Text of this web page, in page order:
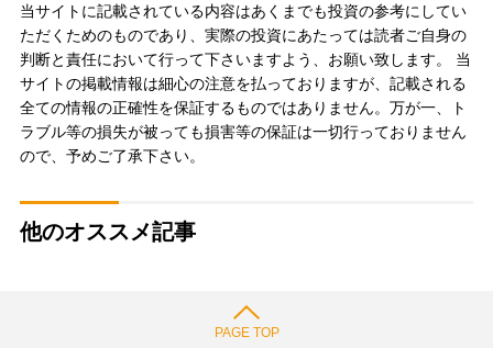
当サイトに記載されている内容はあくまでも投資の参考にしてい
ただくためのものであり、実際の投資にあたっては読者ご自身の
判断と責任において行って下さいますよう、お願い致します。 当
サイトの掲載情報は細心の注意を払っておりますが、記載される
全ての情報の正確性を保証するものではありません。万が一、ト
ラブル等の損失が被っても損害等の保証は一切行っておりません
ので、予めご了承下さい。
他のオススメ記事
PAGE TOP